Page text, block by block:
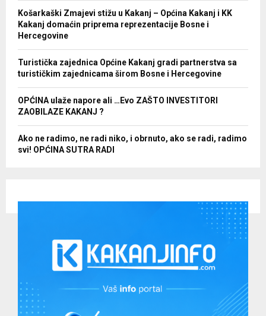
Košarkaški Zmajevi stižu u Kakanj – Općina Kakanj i KK
Kakanj domaćin priprema reprezentacije Bosne i
Hercegovine
Turistička zajednica Općine Kakanj gradi partnerstva sa
turističkim zajednicama širom Bosne i Hercegovine
OPĆINA ulaže napore ali …Evo ZAŠTO INVESTITORI
ZAOBILAZE KAKANJ ?
Ako ne radimo, ne radi niko, i obrnuto, ako se radi, radimo
svi! OPĆINA SUTRA RADI